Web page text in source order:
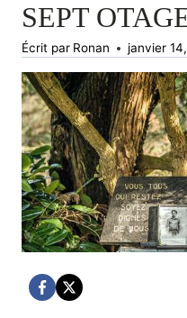
SEPT
Écrit par Ronan janvier